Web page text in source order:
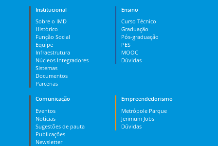
Institucional
Sobre o IMD
Histórico
Função Social
Equipe
Infraestrutura
Núcleos Integradores
Sistemas
Documentos
Parcerias
Ensino
Curso Técnico
Graduação
Pós-graduação
PES
MOOC
Dúvidas
Comunicação
Eventos
Notícias
Sugestões de pauta
Publicações
Newsletter
Empreendedorismo
Metrópole Parque
Jerimum Jobs
Dúvidas